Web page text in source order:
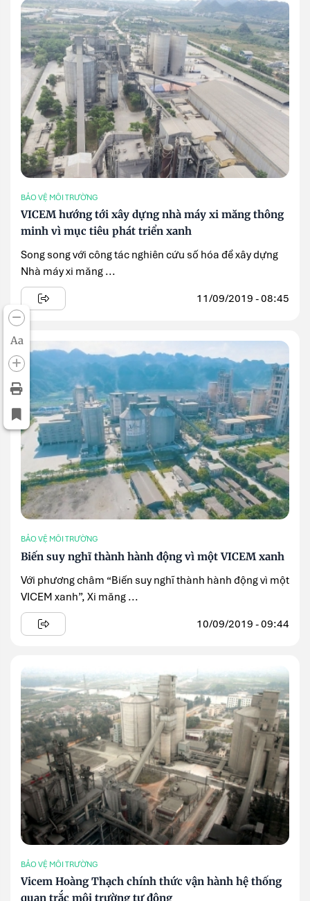
Aa
BẢO VỆ MÔI TRƯỜNG
VICEM hướng tới xây dựng nhà máy xi măng thông
minh vì mục tiêu phát triển xanh
Song song với công tác nghiên cứu số hóa để xây dựng
Nhà máy xi măng ...
11/09/2019 - 08:45
BẢO VỆ MÔI TRƯỜNG
Biến suy nghĩ thành hành động vì một VICEM xanh
Với phương châm “Biến suy nghĩ thành hành động vì một
VICEM xanh”, Xi măng ...
10/09/2019 - 09:44
BẢO VỆ MÔI TRƯỜNG
Vicem Hoàng Thạch chính thức vận hành hệ thống
quan trắc môi trường tự động